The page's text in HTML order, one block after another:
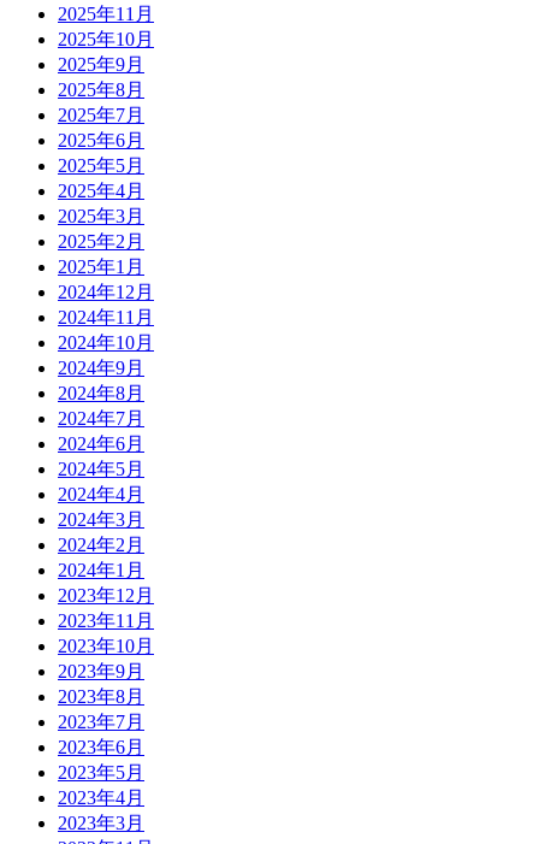
2025年11月
2025年10月
2025年9月
2025年8月
2025年7月
2025年6月
2025年5月
2025年4月
2025年3月
2025年2月
2025年1月
2024年12月
2024年11月
2024年10月
2024年9月
2024年8月
2024年7月
2024年6月
2024年5月
2024年4月
2024年3月
2024年2月
2024年1月
2023年12月
2023年11月
2023年10月
2023年9月
2023年8月
2023年7月
2023年6月
2023年5月
2023年4月
2023年3月